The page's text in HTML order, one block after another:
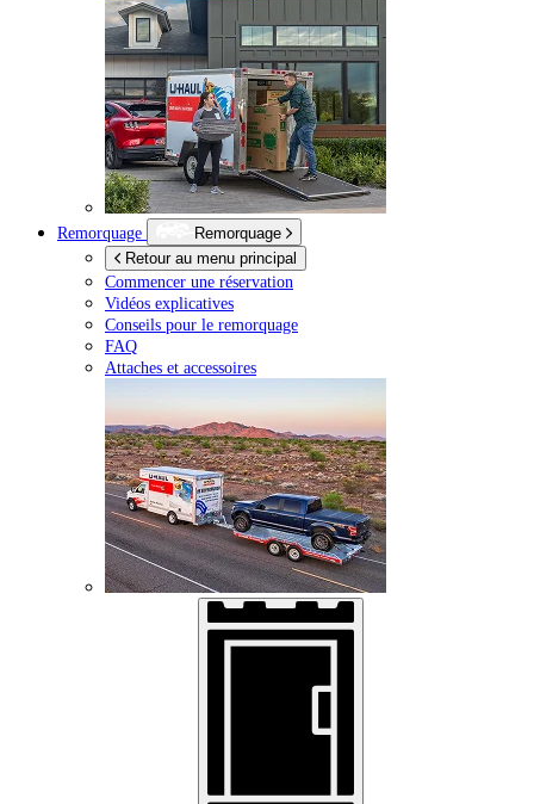
Remorquage
Remorquage
Retour au menu principal
Commencer une réservation
Vidéos explicatives
Conseils pour le remorquage
FAQ
Attaches et accessoires